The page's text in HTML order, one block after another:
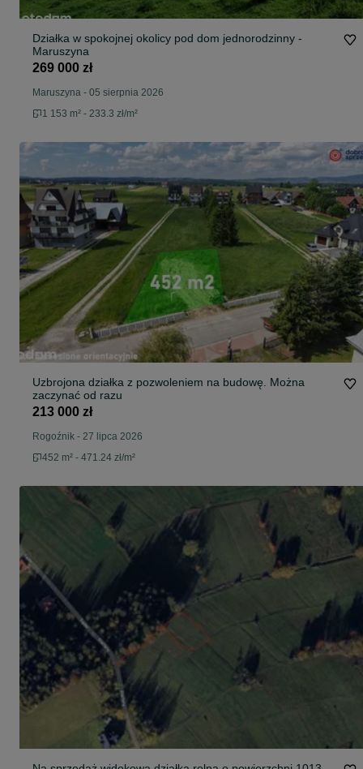
Działka w spokojnej okolicy pod dom jednorodzinny -
Maruszyna
269 000 zł
Maruszyna - 05 sierpnia 2026
1 153 m² - 233.3 zł/m²
Uzbrojona działka z pozwoleniem na budowę. Można
zaczynać od razu
213 000 zł
Rogoźnik - 27 lipca 2026
452 m² - 471.24 zł/m²